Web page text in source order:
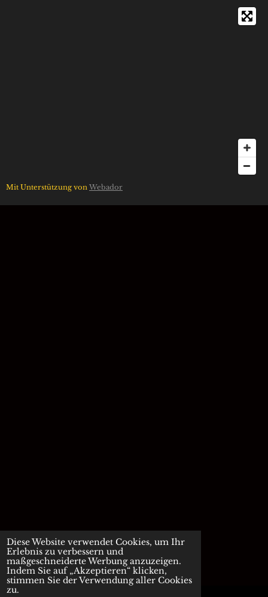
Diese Website verwendet Cookies, um Ihr
Erlebnis zu verbessern und
maßgeschneiderte Werbung anzuzeigen.
Indem Sie auf „Akzeptieren“ klicken,
stimmen Sie der Verwendung aller Cookies
zu.
Mit Unterstützung von Webador